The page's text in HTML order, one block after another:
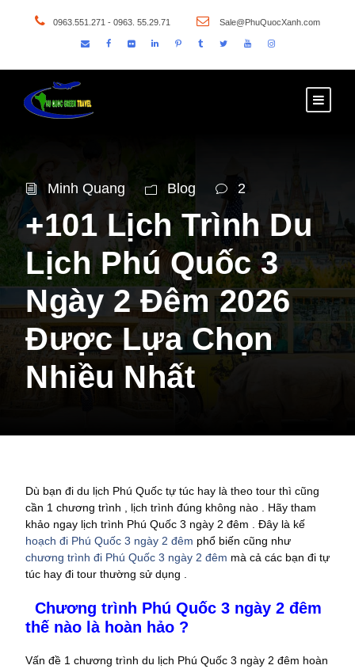
0963.551.271 - 0963. 55.29.71 Sale@PhuQuocXanh.com
Minh Quang Blog 2
+101 Lịch Trình Du
Lịch Phú Quốc 3
Ngày 2 Đêm 2026
Được Lựa Chọn
Nhiều Nhất
Dù bạn đi du lịch Phú Quốc tự túc hay là theo tour thì cũng
cần 1 chương trình , lịch trình đúng không nào . Hãy tham
khảo ngay lịch trình Phú Quốc 3 ngày 2 đêm . Đây là kế
hoạch đi Phú Quốc 3 ngày 2 đêm phổ biến cũng như
chương trình đi Phú Quốc 3 ngày 2 đêm mà cả các bạn đi tự
túc hay đi tour thường sử dụng .
Chương trình Phú Quốc 3 ngày 2 đêm
thế nào là hoàn hảo ?
Vấn đề 1 chương trình du lịch Phú Quốc 3 ngày 2 đêm hoàn